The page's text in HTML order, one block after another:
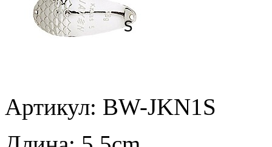
Артикул: BW-JKN1S